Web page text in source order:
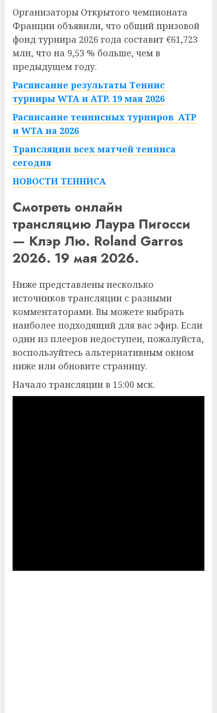
Организаторы Открытого чемпионата
Франции объявили, что общий призовой
фонд турнира 2026 года составит €61,723
млн, что на 9,53 % больше, чем в
предыдущем году.
Расписание результаты Теннис
турниры WTA и ATP. 19 мая 2026
Расписание теннисных турниров ATP
и WTA на 2026
Трансляции всех матчей тенниса
сегодня
НОВОСТИ ТЕННИСА
Смотреть онлайн
трансляцию Лаура Пигосси
— Клэр Лю. Roland Garros
2026. 19 мая 2026.
Ниже представлены несколько
источников трансляции с разными
комментаторами. Вы можете выбрать
наиболее подходящий для вас эфир. Если
один из плееров недоступен, пожалуйста,
воспользуйтесь альтернативным окном
ниже или обновите страницу.
Начало трансляции в 15:00 мск.